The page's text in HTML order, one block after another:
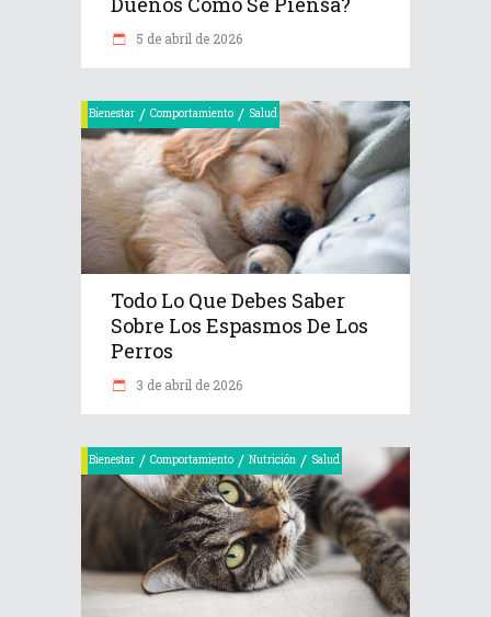
5 de abril de 2026
Bienestar / Comportamiento / Salud
Todo Lo Que Debes Saber
Sobre Los Espasmos De Los
Perros
3 de abril de 2026
Bienestar / Comportamiento / Nutrición / Salud